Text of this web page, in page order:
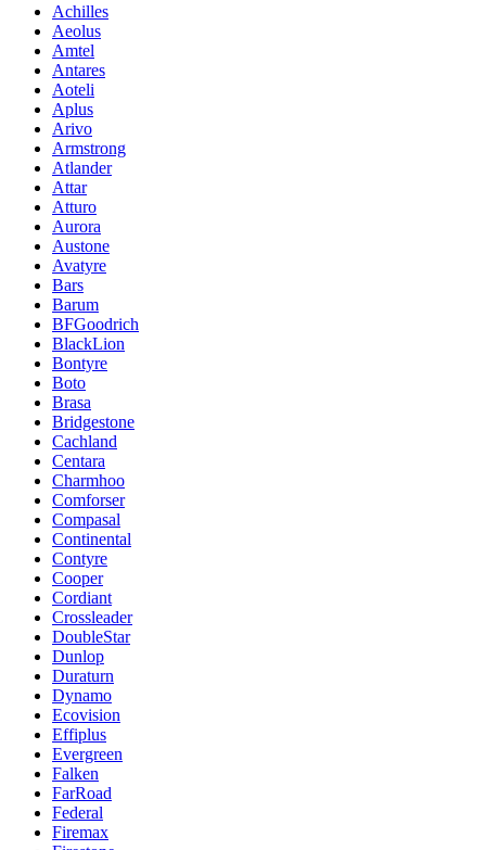
Achilles
Aeolus
Amtel
Antares
Aoteli
Aplus
Arivo
Armstrong
Atlander
Attar
Atturo
Aurora
Austone
Avatyre
Bars
Barum
BFGoodrich
BlackLion
Bontyre
Boto
Brasa
Bridgestone
Cachland
Centara
Charmhoo
Comforser
Compasal
Continental
Contyre
Cooper
Cordiant
Crossleader
DoubleStar
Dunlop
Duraturn
Dynamo
Ecovision
Effiplus
Evergreen
Falken
FarRoad
Federal
Firemax